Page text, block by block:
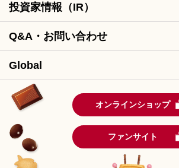
投資家情報（IR）
Q&A・お問い合わせ
Global
オンラインショップ
ファンサイト